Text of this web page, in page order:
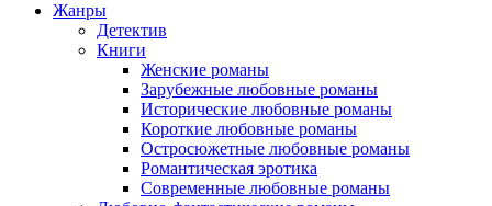
Жанры
Детектив
Книги
Женские романы
Зарубежные любовные романы
Исторические любовные романы
Короткие любовные романы
Остросюжетные любовные романы
Романтическая эротика
Современные любовные романы